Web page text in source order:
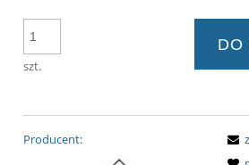
szt.
DO
Producent: